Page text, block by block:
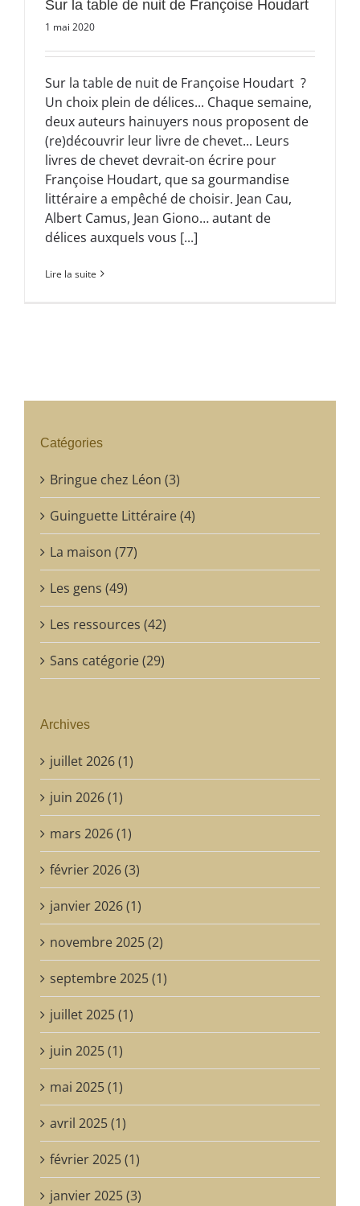
Sur la table de nuit de Françoise Houdart
1 mai 2020
Sur la table de nuit de Françoise Houdart ?
Un choix plein de délices... Chaque semaine,
deux auteurs hainuyers nous proposent de
(re)découvrir leur livre de chevet... Leurs
livres de chevet devrait-on écrire pour
Françoise Houdart, que sa gourmandise
littéraire a empêché de choisir. Jean Cau,
Albert Camus, Jean Giono… autant de
délices auxquels vous [...]
Lire la suite
Catégories
Bringue chez Léon (3)
Guinguette Littéraire (4)
La maison (77)
Les gens (49)
Les ressources (42)
Sans catégorie (29)
Archives
juillet 2026 (1)
juin 2026 (1)
mars 2026 (1)
février 2026 (3)
janvier 2026 (1)
novembre 2025 (2)
septembre 2025 (1)
juillet 2025 (1)
juin 2025 (1)
mai 2025 (1)
avril 2025 (1)
février 2025 (1)
janvier 2025 (3)